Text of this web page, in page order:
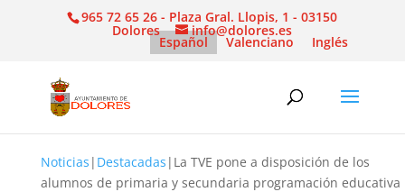
965 72 65 26 - Plaza Gral. Llopis, 1 - 03150
Dolores info@dolores.es
Español Valenciano Inglés
Noticias | Destacadas | La TVE pone a disposición de los
alumnos de primaria y secundaria programación educativa